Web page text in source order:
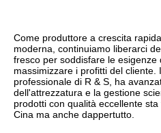
Come produttore a crescita
moderna, continuiamo liberarci
fresco per soddisfare le esigenze
massimizzare i profitti del cliente.
professionale di R & S, ha
dell'attrezzatura e la gestione
prodotti con qualità eccellente
Cina ma anche dappertutto.